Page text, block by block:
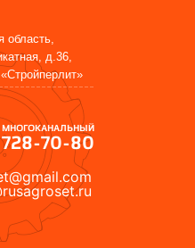
МНОГОКАНАЛЬНЫЙ
70-80
область,
д.36,